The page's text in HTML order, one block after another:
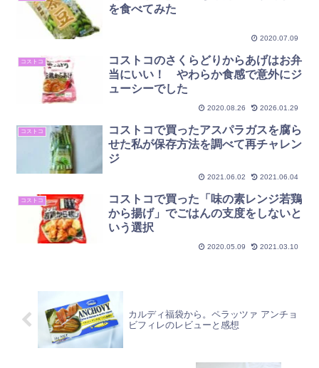
を食べてみた
2020.07.09
コストコ
コストコのさくらどりからあげはお弁
当にいい！ やわらか食感で意外にジ
ューシーでした
2020.08.26 2026.01.29
コストコ
コストコで買ったアスパラガスを腐ら
せた私が保存方法を調べて再チャレン
ジ
2021.06.02 2021.06.04
コストコ
コストコで買った「味の素レンジ若鶏
から揚げ」でごはんの支度をしないと
いう選択
2020.05.09 2021.03.10
カルディ福袋から。ペラッツァ アンチョ
ビフィレのレビューと感想